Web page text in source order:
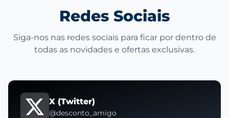
Redes Sociais
Siga-nos nas redes sociais para ficar por dentro de
todas as novidades e ofertas exclusivas.
X (Twitter)
@desconto_amigo